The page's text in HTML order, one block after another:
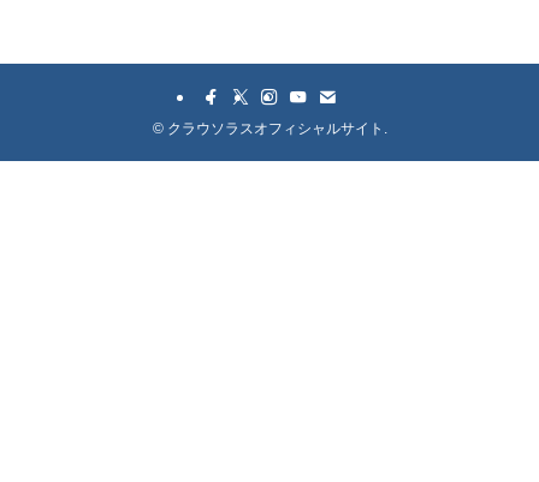
©クラウソラスオフィシャルサイト.